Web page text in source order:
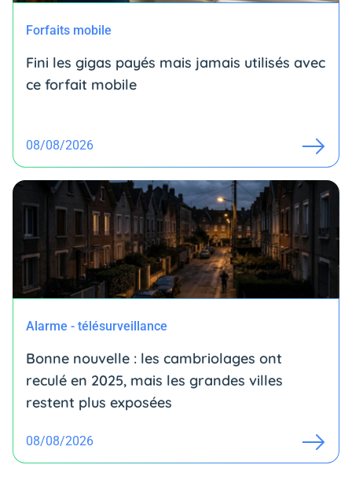
Forfaits mobile
Fini les gigas payés mais jamais utilisés avec
ce forfait mobile
08/08/2026
Alarme - télésurveillance
Bonne nouvelle : les cambriolages ont
reculé en 2025, mais les grandes villes
restent plus exposées
08/08/2026